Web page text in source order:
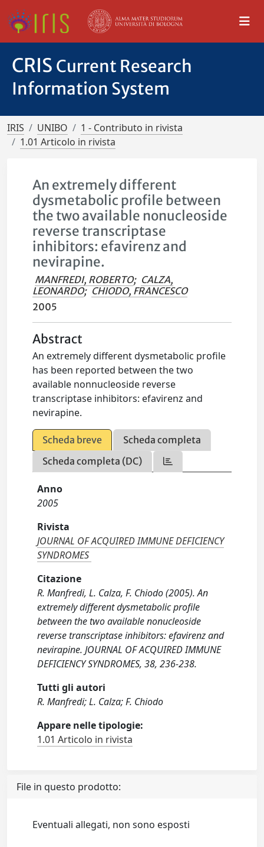
CRIS Current Research
Information System
IRIS UNIBO
1 - Contributo in rivista
1.01 Articolo in rivista
An extremely different
dysmetabolic profile between
the two available nonucleoside
reverse transcriptase
inhibitors: efavirenz and
nevirapine.
MANFREDI, ROBERTO; CALZA,
LEONARDO; CHIODO, FRANCESCO
2005
Abstract
An extremely different dysmetabolic profile
has been reported between the two
available nonnucleoside reverse
transcriptase inhibitors: efavirenz and
nevirapine.
Scheda breve
Scheda completa
Scheda completa (DC)
Anno
2005
Rivista
JOURNAL OF ACQUIRED IMMUNE DEFICIENCY
SYNDROMES
Citazione
R. Manfredi, L. Calza, F. Chiodo (2005). An
extremely different dysmetabolic profile
between the two available nonucleoside
reverse transcriptase inhibitors: efavirenz and
nevirapine. JOURNAL OF ACQUIRED IMMUNE
DEFICIENCY SYNDROMES, 38, 236-238.
Tutti gli autori
R. Manfredi; L. Calza; F. Chiodo
Appare nelle tipologie:
1.01 Articolo in rivista
File in questo prodotto:
Eventuali allegati, non sono esposti